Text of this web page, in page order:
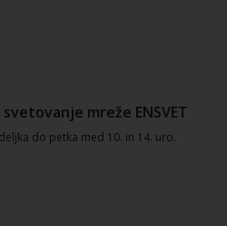
mreže ENSVET
do petka med 10. in 14. uro.